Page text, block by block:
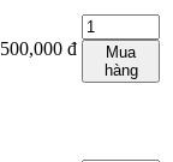
đ
Mua
hàng